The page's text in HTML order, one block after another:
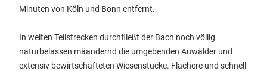
Minuten von Köln und Bonn entfernt.
In weiten Teilstrecken durchfließt der Bach noch völlig
naturbelassen mäandernd die umgebenden Auwälder und
extensiv bewirtschafteten Wiesenstücke. Flachere und schnell